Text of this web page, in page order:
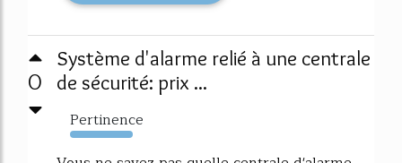
0
Système d'alarme relié à une centrale
de sécurité: prix ...
Pertinence
7022%